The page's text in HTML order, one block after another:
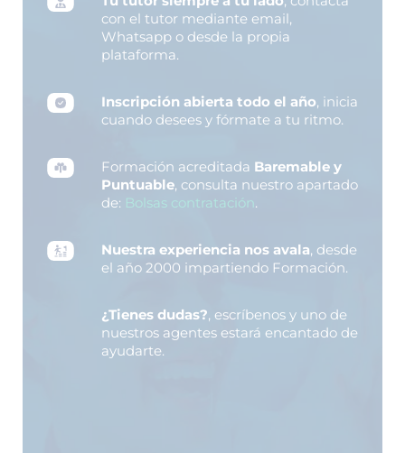
con el tutor mediante email,
Whatsapp o desde la propia
plataforma.
Inscripción abierta todo el año, inicia
cuando desees y fórmate a tu ritmo.
Formación acreditada Baremable y
Puntuable, consulta nuestro apartado
de: Bolsas contratación.
Nuestra experiencia nos avala, desde
el año 2000 impartiendo Formación.
¿Tienes dudas?, escríbenos y uno de
nuestros agentes estará encantado de
ayudarte.